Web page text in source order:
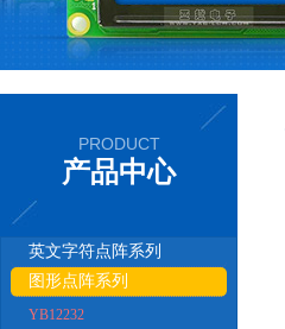
PRODUCT
产品中心
英文字符点阵系列
图形点阵系列
YB12232